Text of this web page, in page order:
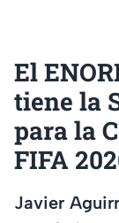
El
tiene la
para la
FIFA
Javier